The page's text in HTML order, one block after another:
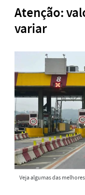
Atenção:
variar
Veja algumas das